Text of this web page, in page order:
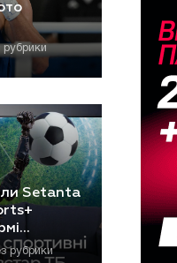
Setanta
рубрики